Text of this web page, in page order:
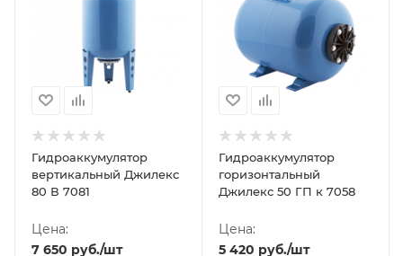
Гидроаккумулятор
вертикальный Джилекс
80 В 7081
Цена:
7 650 руб./шт
Гидроаккумулятор
горизонтальный
Джилекс 50 ГП к 7058
Цена:
5 420 руб./шт